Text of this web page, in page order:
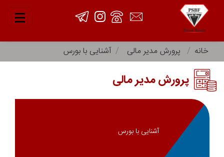
خانه پرورش مدیر مالی آشنایی با بورس
پرورش مدیر مالی
آشنایی با بورس